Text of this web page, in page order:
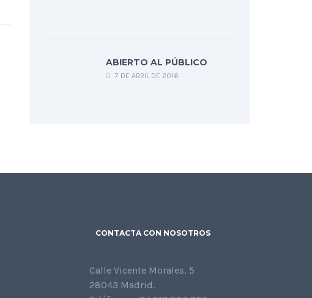
ABIERTO AL PÚBLICO
7 DE ABRIL DE 2016
CONTACTA CON NOSOTROS
Calle Vicente Morales, 5
28043 Madrid.